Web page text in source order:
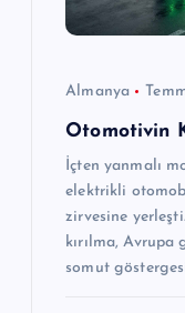
Almanya
Otomotivin
İçten yanmalı
elektrikli
zirvesine
kırılma, Avrupa
somut